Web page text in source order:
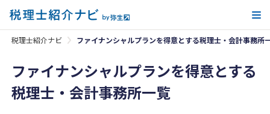
税理士紹介ナビ ファイナンシャルプランを得意とする税理士・会計事務所
ファイナンシャルプランを得意とする
税理士・会計事務所一覧